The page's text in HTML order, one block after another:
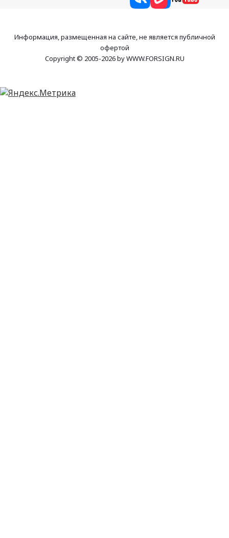
Информация, размещенная на сайте, не является публичной
офертой
Copyright © 2005-2026 by WWW.FORSIGN.RU